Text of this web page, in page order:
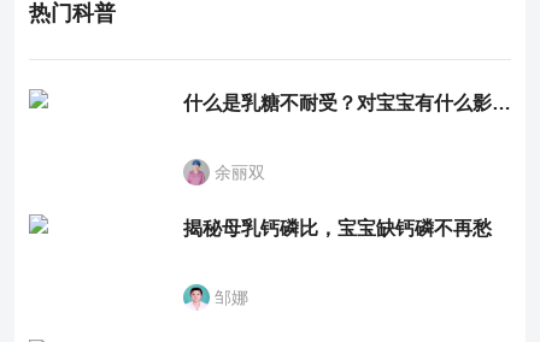
热门科普
什么是乳糖不耐受？对宝宝有什么影响？
余丽双
揭秘母乳钙磷比，宝宝缺钙磷不再愁
邹娜